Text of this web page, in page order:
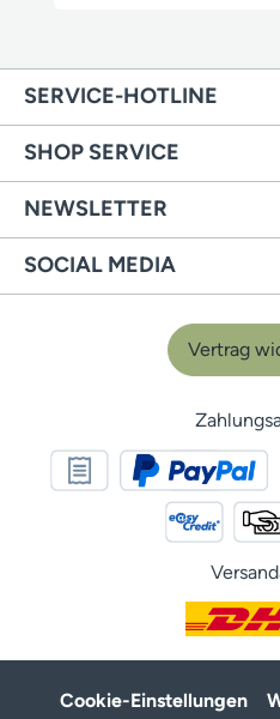
SERVICE-HOTLINE
SHOP SERVICE
NEWSLETTER
SOCIAL MEDIA
Vertrag
Cookie-Einstellungen